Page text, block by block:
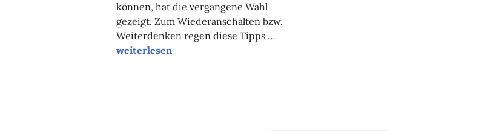
können, hat die vergangene Wahl
gezeigt. Zum Wiederanschalten bzw.
Weiterdenken regen diese Tipps …
Unsere Tipps der Woche
weiterlesen